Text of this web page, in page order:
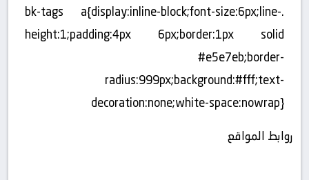
.bk-tags a{display:inline-block;font-size:6px;line-
height:1;padding:4px 6px;border:1px solid
#e5e7eb;border-
radius:999px;background:#fff;text-
decoration:none;white-space:nowrap}
روابط المواقع